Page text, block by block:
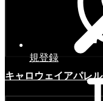
キャロウェイアパレ
規登録